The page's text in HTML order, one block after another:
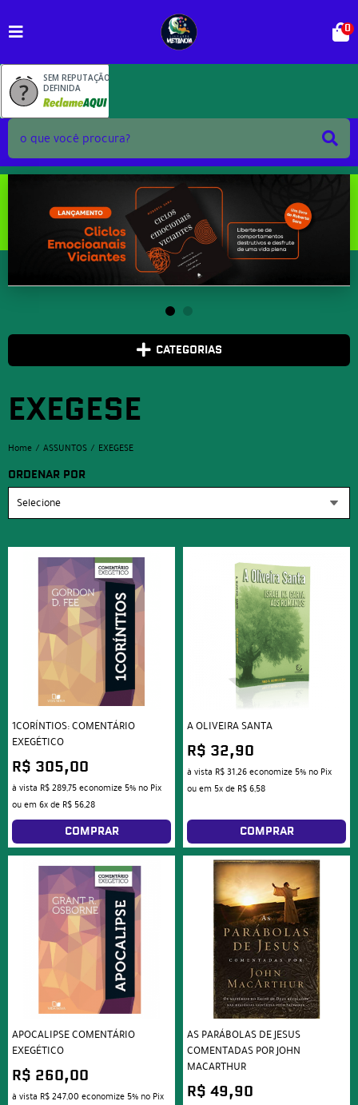
SEM REPUTAÇÃO
DEFINIDA
0
CATEGORIAS
EXEGESE
Home ASSUNTOS EXEGESE
ORDENAR POR
Selecione
1CORÍNTIOS: COMENTÁRIO
EXEGÉTICO
R$ 305,00
à vista R$ 289,75economize 5% no Pix
ou em 6xde R$ 56,28
COMPRAR
A OLIVEIRA SANTA
R$ 32,90
à vista R$ 31,26economize 5% no Pix
ou em 5xde R$ 6,58
COMPRAR
APOCALIPSE COMENTÁRIO
EXEGÉTICO
R$ 260,00
à vista R$ 247,00 economize 5% no Pix
AS PARÁBOLAS DE JESUS
COMENTADAS POR JOHN
MACARTHUR
R$ 49,90